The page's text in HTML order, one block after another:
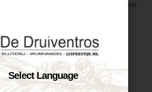
Slijterij Breda “de Druiventros”. Laat het feest
elk type feest of
Select Language